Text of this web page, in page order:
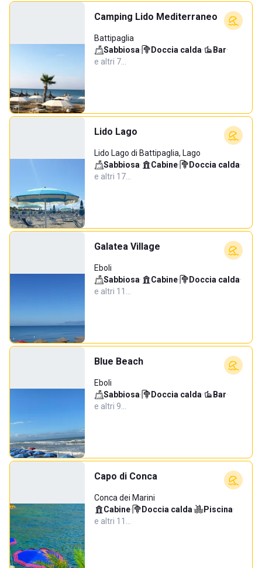
Camping Lido Mediterraneo
Battipaglia
Sabbiosa· Doccia calda· Bar·
e altri 7…
Lido Lago
Lido Lago di Battipaglia, Lago
Sabbiosa· Cabine· Doccia calda·
e altri 17…
Galatea Village
Eboli
Sabbiosa· Cabine· Doccia calda·
e altri 11…
Blue Beach
Eboli
Sabbiosa· Doccia calda· Bar·
e altri 9…
Capo di Conca
Conca dei Marini
Cabine· Doccia calda· Piscina·
e altri 11…